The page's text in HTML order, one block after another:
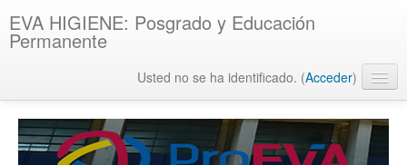
EVA HIGIENE: Posgrado y Educación
Permanente
Usted no se ha identificado. (Acceder)